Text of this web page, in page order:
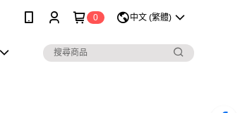
0 中文 (繁體)